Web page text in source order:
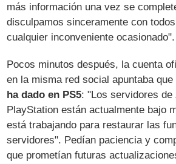
más información una vez se
disculpamos sinceramente con
cualquier inconveniente ocasionado".
Pocos minutos después, la cuenta
en la misma red social apuntaba que
ha dado en PS5: "Los servidores de
PlayStation están actualmente bajo
está trabajando para restaurar las
servidores". Pedían paciencia y
que prometían futuras